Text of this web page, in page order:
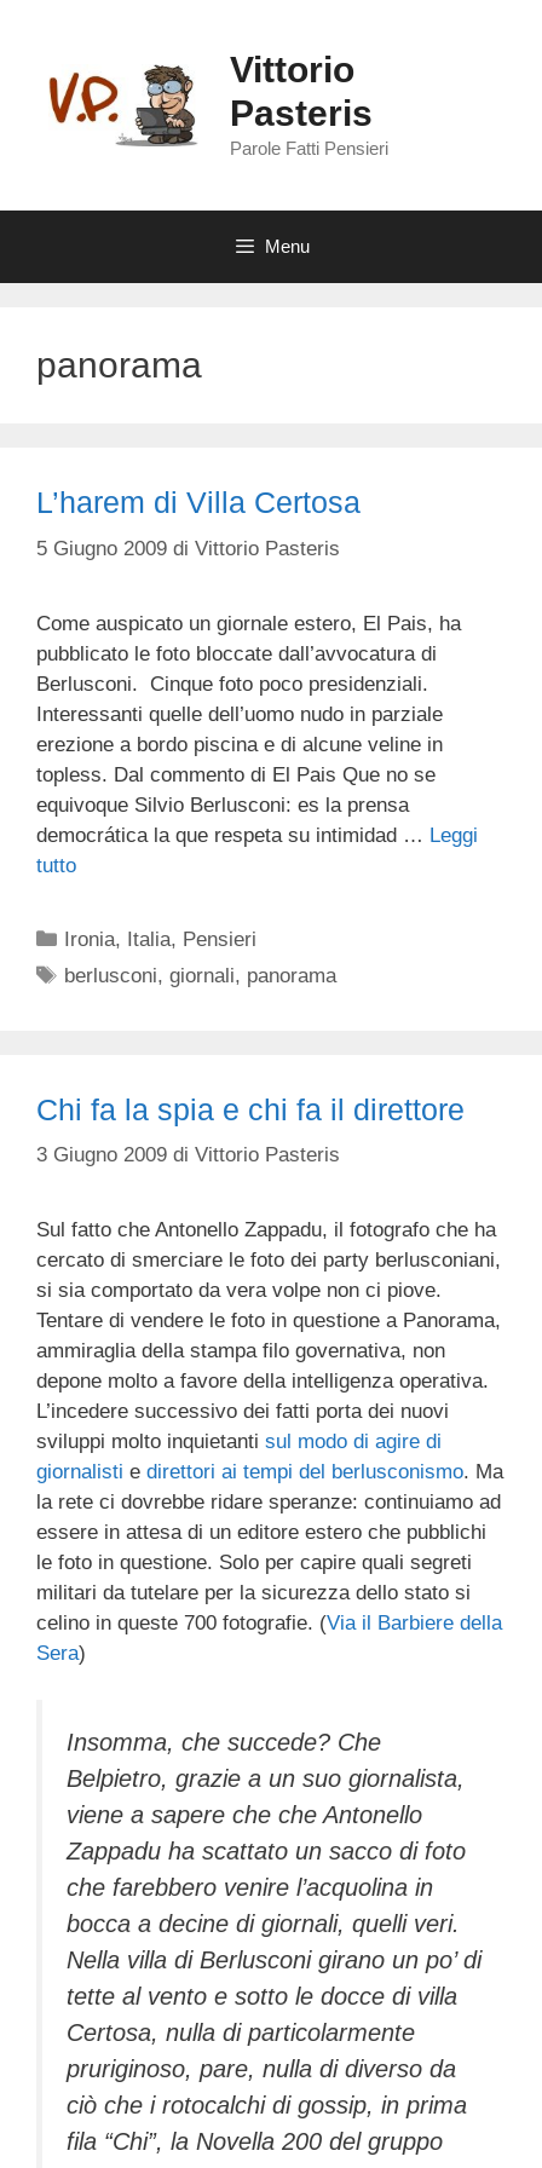
contenuto
Vittorio
Pasteris
Parole Fatti Pensieri
Menu
panorama
L’harem di Villa Certosa
5 Giugno 2009 di Vittorio Pasteris
Come auspicato un giornale estero, El Pais, ha
pubblicato le foto bloccate dall’avvocatura di
Berlusconi. Cinque foto poco presidenziali.
Interessanti quelle dell’uomo nudo in parziale
erezione a bordo piscina e di alcune veline in
topless. Dal commento di El Pais Que no se
equivoque Silvio Berlusconi: es la prensa
democrática la que respeta su intimidad … Leggi
tutto
Categorie
Ironia, Italia, Pensieri
Tag
berlusconi,giornali, panorama
Chi fa la spia e chi fa il direttore
3 Giugno 2009 di Vittorio Pasteris
Sul fatto che Antonello Zappadu, il fotografo che ha
cercato di smerciare le foto dei party berlusconiani,
si sia comportato da vera volpe non ci piove.
Tentare di vendere le foto in questione a Panorama,
ammiraglia della stampa filo governativa, non
depone molto a favore della intelligenza operativa.
L’incedere successivo dei fatti porta dei nuovi
sviluppi molto inquietanti sul modo di agire di
giornalisti e direttori ai tempi del berlusconismo. Ma
la rete ci dovrebbe ridare speranze: continuiamo ad
essere in attesa di un editore estero che pubblichi
le foto in questione. Solo per capire quali segreti
militari da tutelare per la sicurezza dello stato si
celino in queste 700 fotografie. (Via il Barbiere della
Sera)
Insomma, che succede? Che
Belpietro, grazie a un suo giornalista,
viene a sapere che che Antonello
Zappadu ha scattato un sacco di foto
che farebbero venire l’acquolina in
bocca a decine di giornali, quelli veri.
Nella villa di Berlusconi girano un po’ di
tette al vento e sotto le docce di villa
Certosa, nulla di particolarmente
pruriginoso, pare, nulla di diverso da
ciò che i rotocalchi di gossip, in prima
fila “Chi”, la Novella 200 del gruppo